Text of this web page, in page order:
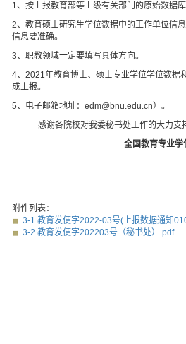
1、按上报教育部等上级有关部门的原始数据
2、教育硕士研究生学位数据中的工作单位信
信息要准确。
3、职教领域一定要填写具体方向。
4、 2021年教育博士、硕士专业学位学位数据
成上报。
5、电子邮箱地址： edm@bnu.edu.cn）。
感谢各院校对我委秘书处工作的大力支
全国教育专业学
附件列表：
3-1.教育发便字2022-03号(上报数据通知
3-2.教育发便字202203号（秘书处）.pdf